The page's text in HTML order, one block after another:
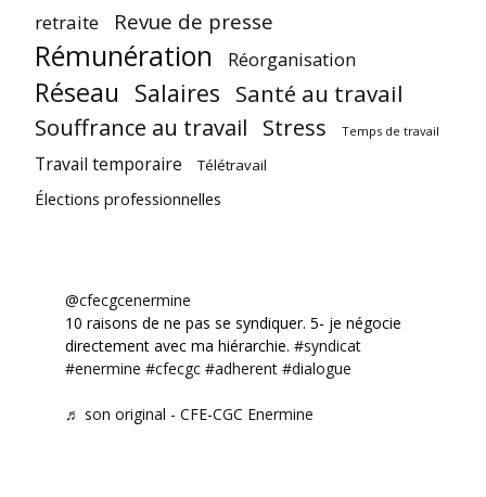
retraite Revue de presse
Rémunération Réorganisation
Réseau Salaires Santé au travail
Souffrance au travail Stress Temps de travail
Travail temporaire Télétravail
Élections professionnelles
@cfecgcenermine
10 raisons de ne pas se syndiquer. 5- je négocie
directement avec ma hiérarchie. #syndicat
#enermine #cfecgc #adherent #dialogue
♬ son original - CFE-CGC Enermine